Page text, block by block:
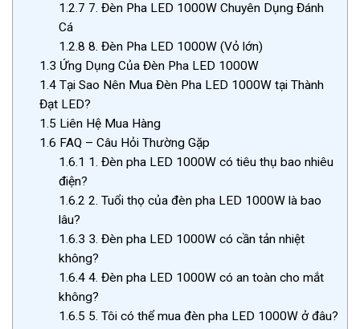
1.2.7 7. Đèn Pha LED 1000W Chuyên Dụng Đánh
Cá
1.2.8 8. Đèn Pha LED 1000W (Vỏ lớn)
1.3 Ứng Dụng Của Đèn Pha LED 1000W
1.4 Tại Sao Nên Mua Đèn Pha LED 1000W tại Thành
Đạt LED?
1.5 Liên Hệ Mua Hàng
1.6 FAQ – Câu Hỏi Thường Gặp
1.6.1 1. Đèn pha LED 1000W có tiêu thụ bao nhiêu
điện?
1.6.2 2. Tuổi thọ của đèn pha LED 1000W là bao
lâu?
1.6.3 3. Đèn pha LED 1000W có cần tản nhiệt
không?
1.6.44. Đèn pha LED 1000W có an toàn cho mắt
không?
1.6.5 5. Tôi có thể mua đèn pha LED 1000W ở đâu?